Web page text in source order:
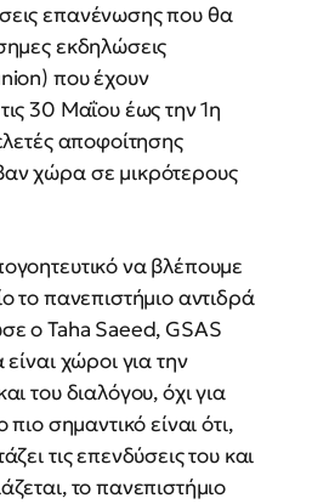
επανένωσης που θα
εκδηλώσεις
που έχουν
30 Μαΐου έως την 1η
αποφοίτησης
χώρα σε μικρότερους
να βλέπουμε
το πανεπιστήμιο αντιδρά
ο Taha Saeed, GSAS
χώροι για την
του διαλόγου, όχι για
σημαντικό είναι ότι,
τις επενδύσεις του και
το πανεπιστήμιο